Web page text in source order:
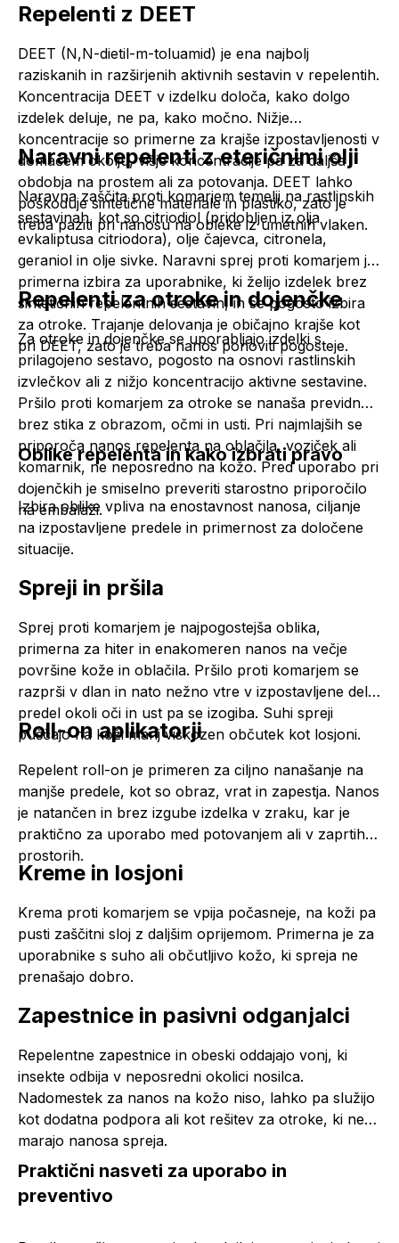
Repelenti z DEET
DEET (N,N-dietil-m-toluamid) je ena najbolj
raziskanih in razširjenih aktivnih sestavin v repelentih.
Koncentracija DEET v izdelku določa, kako dolgo
izdelek deluje, ne pa, kako močno. Nižje
koncentracije so primerne za krajše izpostavljenosti v
domačem okolju, višje koncentracije pa za daljša
obdobja na prostem ali za potovanja. DEET lahko
poškoduje sintetične materiale in plastiko, zato je
treba paziti pri nanosu na obleke iz umetnih vlaken.
Naravni repelenti z eteričnimi olji
Naravna zaščita proti komarjem temelji na rastlinskih
sestavinah, kot so citriodiol (pridobljen iz olja
evkaliptusa citriodora), olje čajevca, citronela,
geraniol in olje sivke. Naravni sprej proti komarjem je
primerna izbira za uporabnike, ki želijo izdelek brez
sintetičnih repelentnih sestavin, in se pogosto izbira
za otroke. Trajanje delovanja je običajno krajše kot
pri DEET, zato je treba nanos ponoviti pogosteje.
Repelenti za otroke in dojenčke
Za otroke in dojenčke se uporabljajo izdelki s
prilagojeno sestavo, pogosto na osnovi rastlinskih
izvlečkov ali z nižjo koncentracijo aktivne sestavine.
Pršilo proti komarjem za otroke se nanaša previdno,
brez stika z obrazom, očmi in usti. Pri najmlajših se
priporoča nanos repelenta na oblačila, voziček ali
komarnik, ne neposredno na kožo. Pred uporabo pri
dojenčkih je smiselno preveriti starostno priporočilo
na embalaži.
Oblike repelenta in kako izbrati pravo
Izbira oblike vpliva na enostavnost nanosa, ciljanje
na izpostavljene predele in primernost za določene
situacije.
Spreji in pršila
Sprej proti komarjem je najpogostejša oblika,
primerna za hiter in enakomeren nanos na večje
površine kože in oblačila. Pršilo proti komarjem se
razprši v dlan in nato nežno vtre v izpostavljene dele,
predel okoli oči in ust pa se izogiba. Suhi spreji
puščajo na koži manj viskozen občutek kot losjoni.
Roll-on aplikatorji
Repelent roll-on je primeren za ciljno nanašanje na
manjše predele, kot so obraz, vrat in zapestja. Nanos
je natančen in brez izgube izdelka v zraku, kar je
praktično za uporabo med potovanjem ali v zaprtih
prostorih.
Kreme in losjoni
Krema proti komarjem se vpija počasneje, na koži pa
pusti zaščitni sloj z daljšim oprijemom. Primerna je za
uporabnike s suho ali občutljivo kožo, ki spreja ne
prenašajo dobro.
Zapestnice in pasivni odganjalci
Repelentne zapestnice in obeski oddajajo vonj, ki
insekte odbija v neposredni okolici nosilca.
Nadomestek za nanos na kožo niso, lahko pa služijo
kot dodatna podpora ali kot rešitev za otroke, ki ne
marajo nanosa spreja.
Praktični nasveti za uporabo in
preventivo